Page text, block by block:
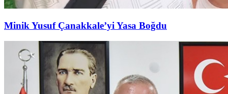
Minik Yusuf Çanakkale’yi Yasa Boğdu